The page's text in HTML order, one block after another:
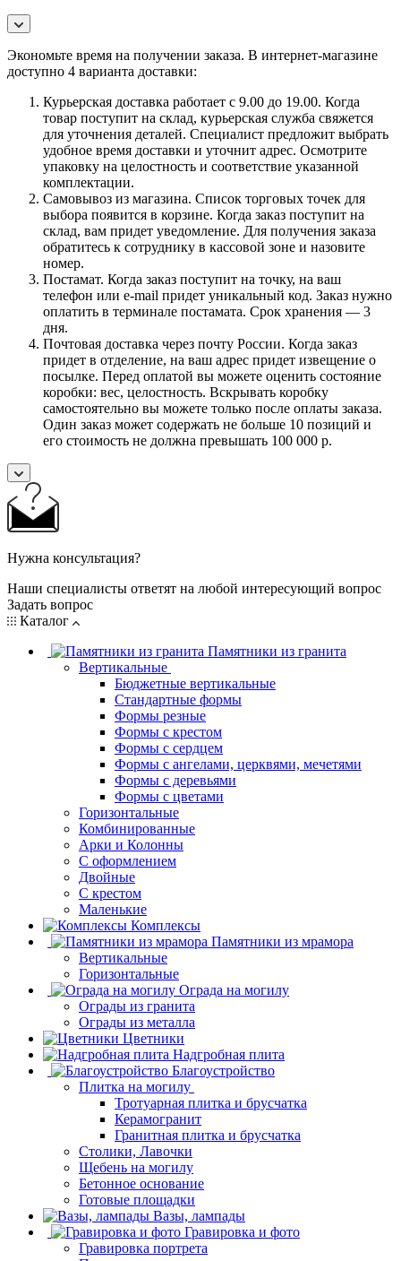
Экономьте время на получении заказа. В интернет-магазине
доступно 4 варианта доставки:
Курьерская доставка работает с 9.00 до 19.00. Когда
товар поступит на склад, курьерская служба свяжется
для уточнения деталей. Специалист предложит выбрать
удобное время доставки и уточнит адрес. Осмотрите
упаковку на целостность и соответствие указанной
комплектации.
Самовывоз из магазина. Список торговых точек для
выбора появится в корзине. Когда заказ поступит на
склад, вам придет уведомление. Для получения заказа
обратитесь к сотруднику в кассовой зоне и назовите
номер.
Постамат. Когда заказ поступит на точку, на ваш
телефон или e-mail придет уникальный код. Заказ нужно
оплатить в терминале постамата. Срок хранения — 3
дня.
Почтовая доставка через почту России. Когда заказ
придет в отделение, на ваш адрес придет извещение о
посылке. Перед оплатой вы можете оценить состояние
коробки: вес, целостность. Вскрывать коробку
самостоятельно вы можете только после оплаты заказа.
Один заказ может содержать не больше 10 позиций и
его стоимость не должна превышать 100 000 р.
Нужна консультация?
Наши специалисты ответят на любой интересующий вопрос
Задать вопрос
Каталог
Памятники из гранита
Вертикальные
Бюджетные вертикальные
Стандартные формы
Формы резные
Формы с крестом
Формы с сердцем
Формы с ангелами, церквями, мечетями
Формы с деревьями
Формы с цветами
Горизонтальные
Комбинированные
Арки и Колонны
С оформлением
Двойные
С крестом
Маленькие
Комплексы
Памятники из мрамора
Вертикальные
Горизонтальные
Ограда на могилу
Ограды из гранита
Ограды из металла
Цветники
Надгробная плита
Благоустройство
Плитка на могилу
Тротуарная плитка и брусчатка
Керамогранит
Гранитная плитка и брусчатка
Столики, Лавочки
Щебень на могилу
Бетонное основание
Готовые площадки
Вазы, лампады
Гравировка и фото
Гравировка портрета